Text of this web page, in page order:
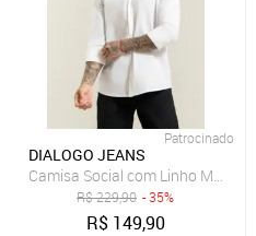
Patrocinado
DIALOGO JEANS
Camisa Social com Linho Manga
R$229,90 - 35%
R$ 149,90